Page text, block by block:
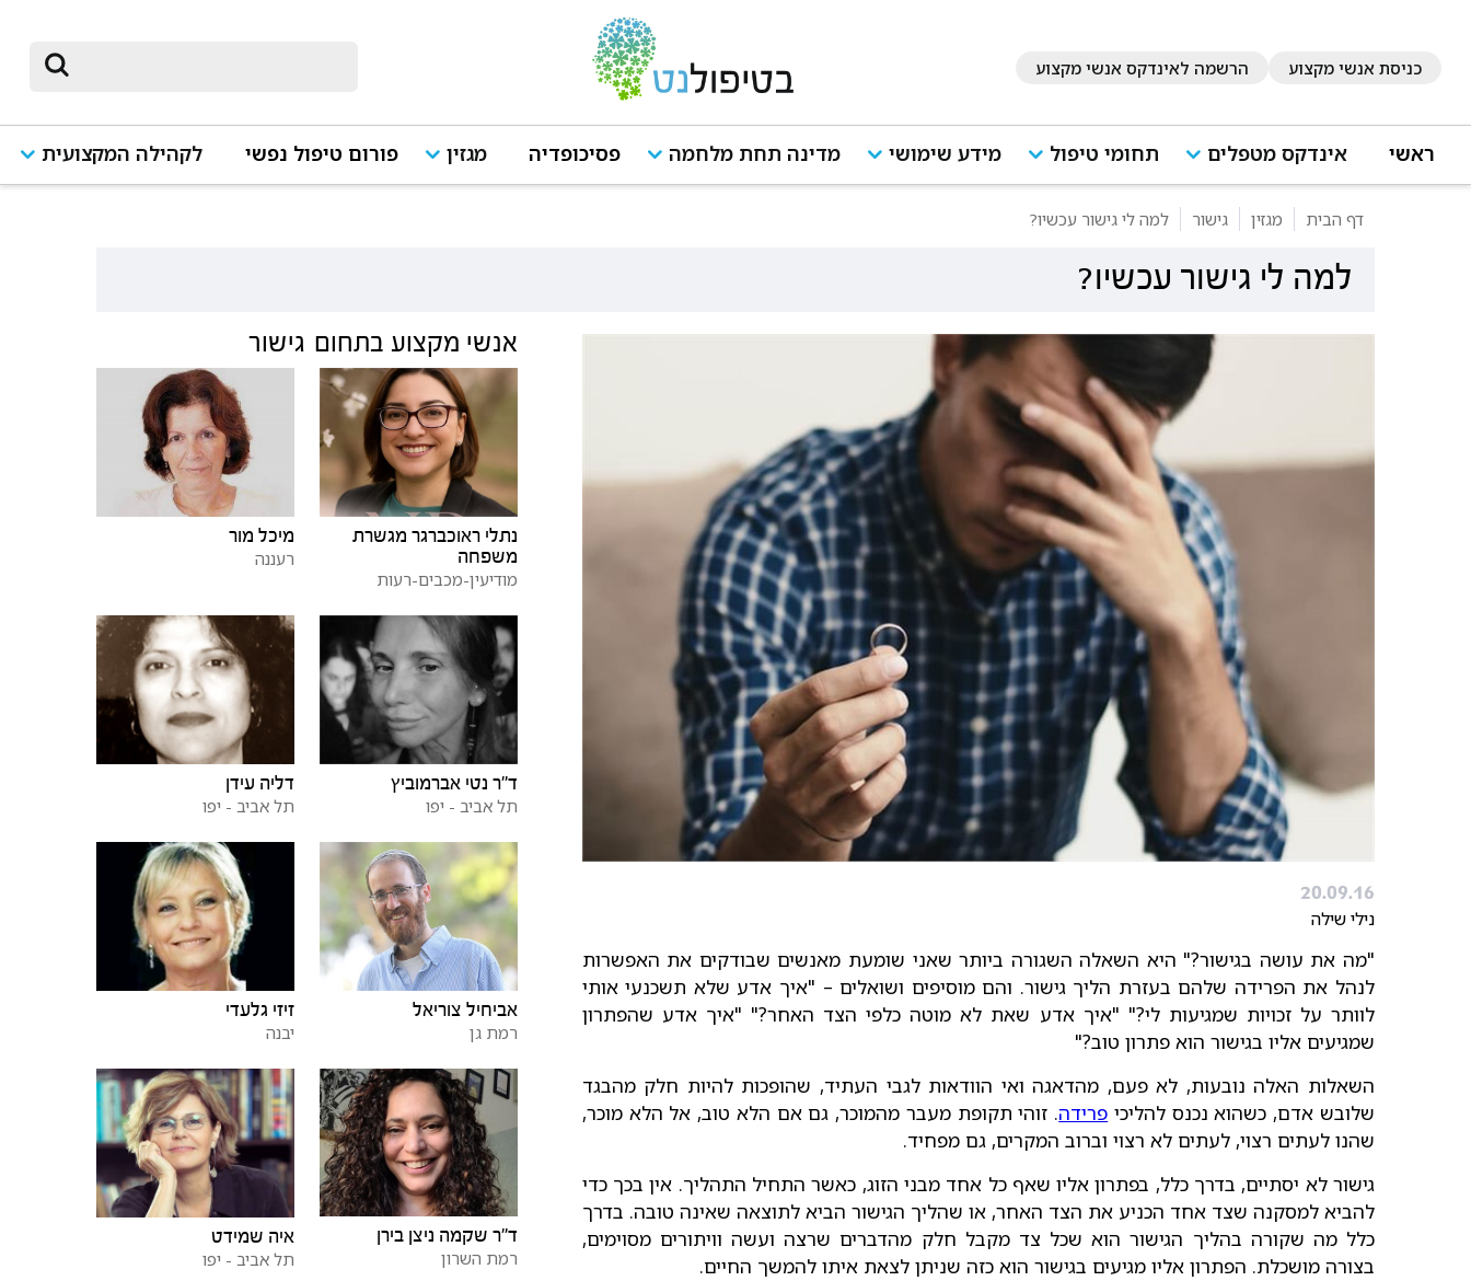
כניסת אנשי מקצוע הרשמה לאינדקס אנשי מקצוע
ראשי אינדקס מטפלים תחומי טיפול מידע שימושי מדינה תחת מלחמה פסיכופדיה מגזין פורום טיפול נפשי לקהילה המקצועית
דף הבית מגזין גישור למה לי גישור עכשיו?
למה לי גישור עכשיו?
20.09.16
נילי שילה
"מה את עושה בגישור?" היא השאלה השגורה ביותר שאני שומעת מאנשים שבודקים את האפשרות
לנהל את הפרידה שלהם בעזרת הליך גישור. והם מוסיפים ושואלים – "איך אדע שלא תשכנעי אותי
לוותר על זכויות שמגיעות לי?" "איך אדע שאת לא מוטה כלפי הצד האחר?" "איך אדע שהפתרון
שמגיעים אליו בגישור הוא פתרון טוב?"
השאלות האלה נובעות, לא פעם, מהדאגה ואי הוודאות לגבי העתיד, שהופכות להיות חלק מהבגד
שלובש אדם, כשהוא נכנס להליכי פרידה. זוהי תקופת מעבר מהמוכר, גם אם הלא טוב, אל הלא מוכר,
שהנו לעתים רצוי, לעתים לא רצוי וברוב המקרים, גם מפחיד.
גישור לא יסתיים, בדרך כלל, בפתרון אליו שאף כל אחד מבני הזוג, כאשר התחיל התהליך. אין בכך כדי
להביא למסקנה שצד אחד הכניע את הצד האחר, או שהליך הגישור הביא לתוצאה שאינה טובה. בדרך
כלל מה שקורה בהליך הגישור הוא שכל צד מקבל חלק מהדברים שרצה ועשה וויתורים מסוימים,
בצורה מושכלת. הפתרון אליו מגיעים בגישור הוא כזה שניתן לצאת איתו להמשך החיים.
אנשי מקצוע בתחום גישור
נתלי ראוכברגר מגשרת
משפחה
מודיעין-מכבים-רעות
מיכל מור
רעננה
ד"ר נטי אברמוביץ
תל אביב - יפו
דליה עידן
תל אביב - יפו
אביחיל צוריאל
רמת גן
זיזי גלעדי
יבנה
ד"ר שקמה ניצן בירן
רמת השרון
איה שמידט
תל אביב - יפו